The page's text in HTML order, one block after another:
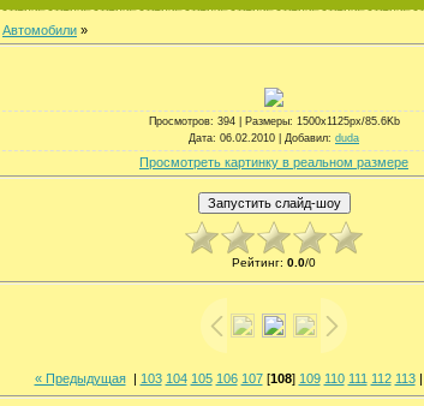
Автомобили »
Просмотров: 394 | Размеры: 1500x1125px/85.6Kb
Дата: 06.02.2010 | Добавил: duda
Просмотреть картинку в реальном размере
Рейтинг: 0.0/0
« Предыдущая| 103 104 105 106 107[108] 109 110 111 112 113|